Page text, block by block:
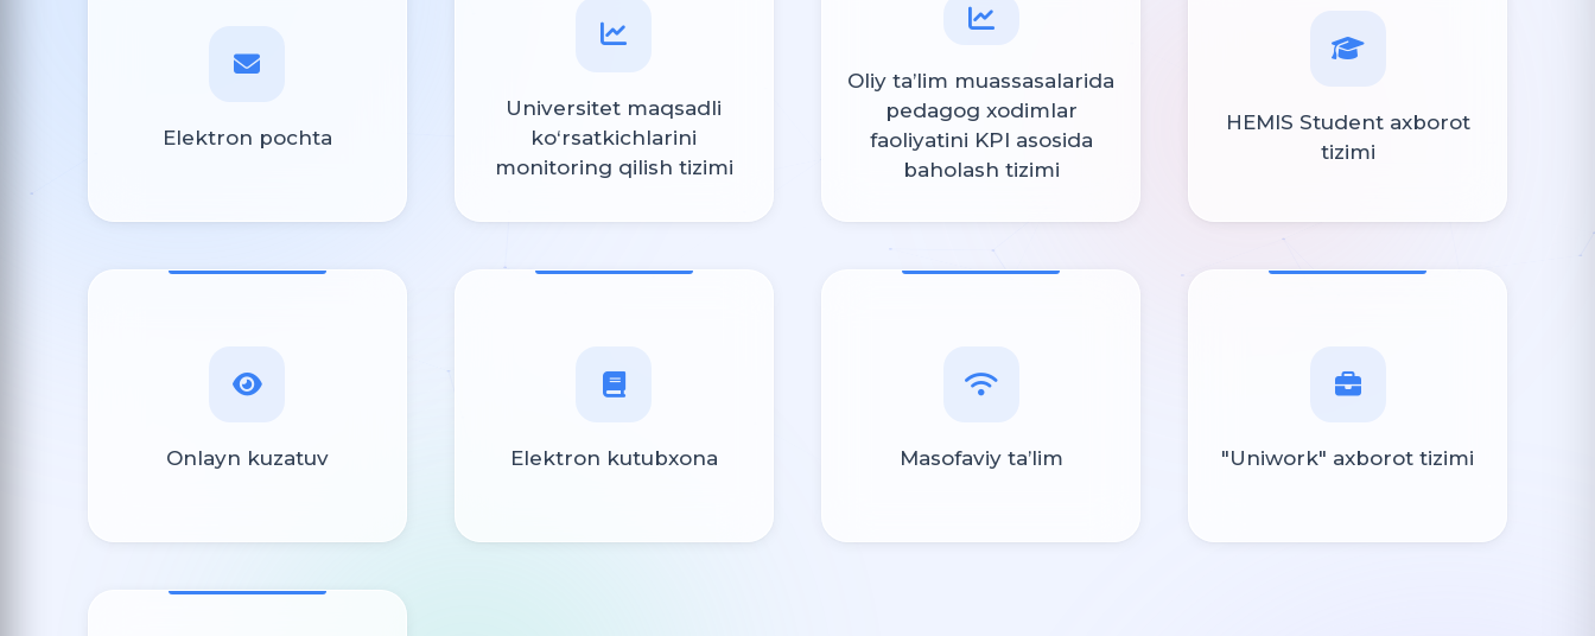
Elektron pochta
Universitet maqsadli
ko‘rsatkichlarini
monitoring qilish tizimi
Oliy ta’lim muassasalarida
pedagog xodimlar
faoliyatini KPI asosida
baholash tizimi
HEMIS Student axborot
tizimi
Onlayn kuzatuv Elektron kutubxona Masofaviy ta’lim "Uniwork" axborot tizimi